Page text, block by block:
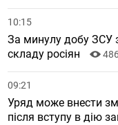
10:15
За минулу добу ЗСУ
складу росіян
09:21
Уряд може внести
після вступу в дію